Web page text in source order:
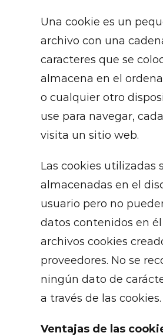
Una cookie es un
archivo con una
caracteres que se
almacena en el
o cualquier otro
use para navegar,
visita un sitio web.
Las cookies utilizadas
almacenadas en el
usuario pero no
datos contenidos en
archivos cookies
proveedores. No se
ningún dato de
a través de las cookies.
Ventajas de las